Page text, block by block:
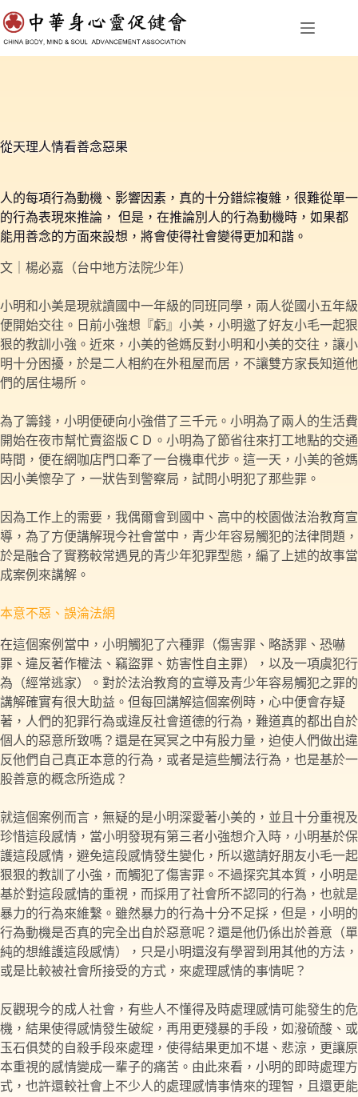
跳
至
主
從天理人情看善念惡果
人的每項行為動機、影響因素，真的十分錯綜複雜，很難從單一
的行為表現來推論， 但是，在推論別人的行為動機時，如果都
能用善念的方面來設想，將會使得社會變得更加和諧。
文｜楊必嘉（台中地方法院少年）
小明和小美是現就讀國中一年級的同班同學，兩人從國小五年級
便開始交往。日前小強想『虧』小美，小明邀了好友小毛一起狠
狠的教訓小強。近來，小美的爸媽反對小明和小美的交往，讓小
明十分困擾，於是二人相約在外租屋而居，不讓雙方家長知道他
們的居住場所。
為了籌錢，小明便硬向小強借了三千元。小明為了兩人的生活費
開始在夜市幫忙賣盜版ＣＤ。小明為了節省往來打工地點的交通
時間，便在網咖店門口牽了一台機車代步。這一天，小美的爸媽
因小美懷孕了，一狀告到警察局，試問小明犯了那些罪。
因為工作上的需要，我偶爾會到國中、高中的校園做法治教育宣
導，為了方便講解現今社會當中，青少年容易觸犯的法律問題，
於是融合了實務較常遇見的青少年犯罪型態，編了上述的故事當
成案例來講解。
本意不惡、誤淪法網
在這個案例當中，小明觸犯了六種罪（傷害罪、略誘罪、恐嚇
罪、違反著作權法、竊盜罪、妨害性自主罪），以及一項虞犯行
為（經常逃家）。對於法治教育的宣導及青少年容易觸犯之罪的
講解確實有很大助益。但每回講解這個案例時，心中便會存疑
著，人們的犯罪行為或違反社會道德的行為，難道真的都出自於
個人的惡意所致嗎？還是在冥冥之中有股力量，迫使人們做出違
反他們自己真正本意的行為，或者是這些觸法行為，也是基於一
股善意的概念所造成？
就這個案例而言，無疑的是小明深愛著小美的，並且十分重視及
珍惜這段感情，當小明發現有第三者小強想介入時，小明基於保
護這段感情，避免這段感情發生變化，所以邀請好朋友小毛一起
狠狠的教訓了小強，而觸犯了傷害罪。不過探究其本質，小明是
基於對這段感情的重視，而採用了社會所不認同的行為，也就是
暴力的行為來維繫。雖然暴力的行為十分不足採，但是，小明的
行為動機是否真的完全出自於惡意呢？還是他仍係出於善意（單
純的想維護這段感情），只是小明還沒有學習到用其他的方法，
或是比較被社會所接受的方式，來處理感情的事情呢？
反觀現今的成人社會，有些人不懂得及時處理感情可能發生的危
機，結果使得感情發生破綻，再用更殘暴的手段，如潑硫酸、或
玉石俱焚的自殺手段來處理，使得結果更加不堪、悲涼，更讓原
本重視的感情變成一輩子的痛苦。由此來看，小明的即時處理方
式，也許還較社會上不少人的處理感情事情來的理智，且還更能